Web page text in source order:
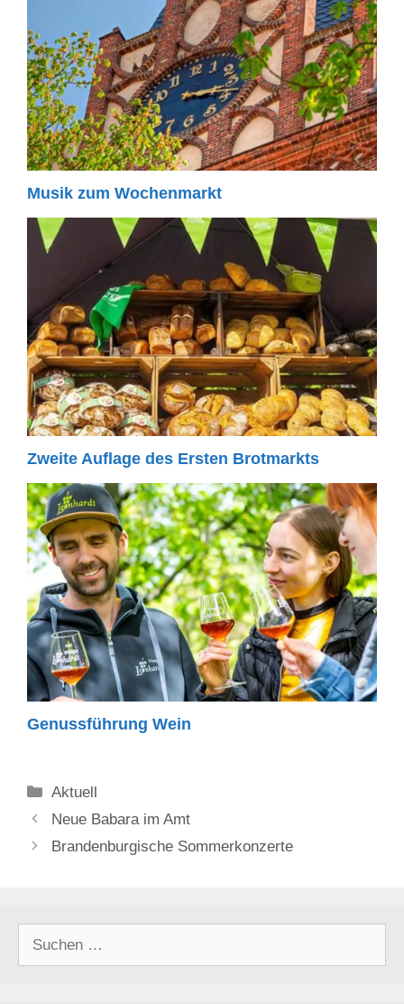
Musik zum Wochenmarkt
Zweite Auflage des Ersten Brotmarkts
Genussführung Wein
Kategorien
Aktuell
Neue Babara im Amt
Brandenburgische Sommerkonzerte